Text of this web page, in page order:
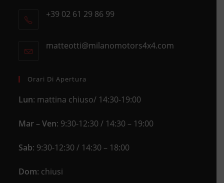
in
+39 02 61 29 86 99
your
matteotti@milanomotors4x4.comOpens
Orari Di Apertura
Lun: mattina chiuso/ 14:30-19:00
Mar – Ven: 9:30-12:30 / 14:30 – 19:00
Sab: 9:30-12:30 / 14:30 – 18:00
Dom: chiusi